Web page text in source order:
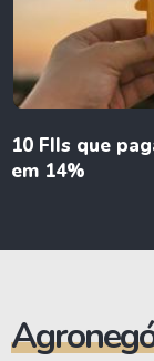
10 FIIs que
em 14%